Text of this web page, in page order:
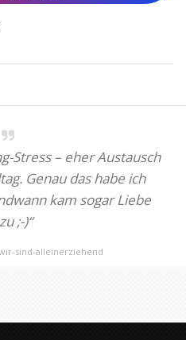
Stress – eher Austausch
Genau das habe ich
kam sogar Liebe
;-)“
sind-alleinerziehend